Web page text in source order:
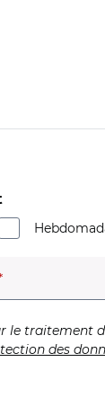
(champ
le traitement
des